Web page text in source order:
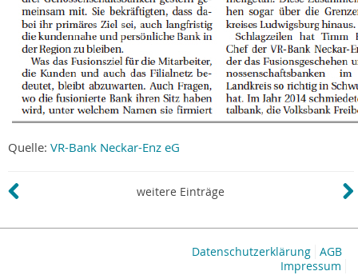
Quelle: VR-Bank Neckar-Enz eG
weitere Einträge
AGB
Datenschutzerklärung
Impressum